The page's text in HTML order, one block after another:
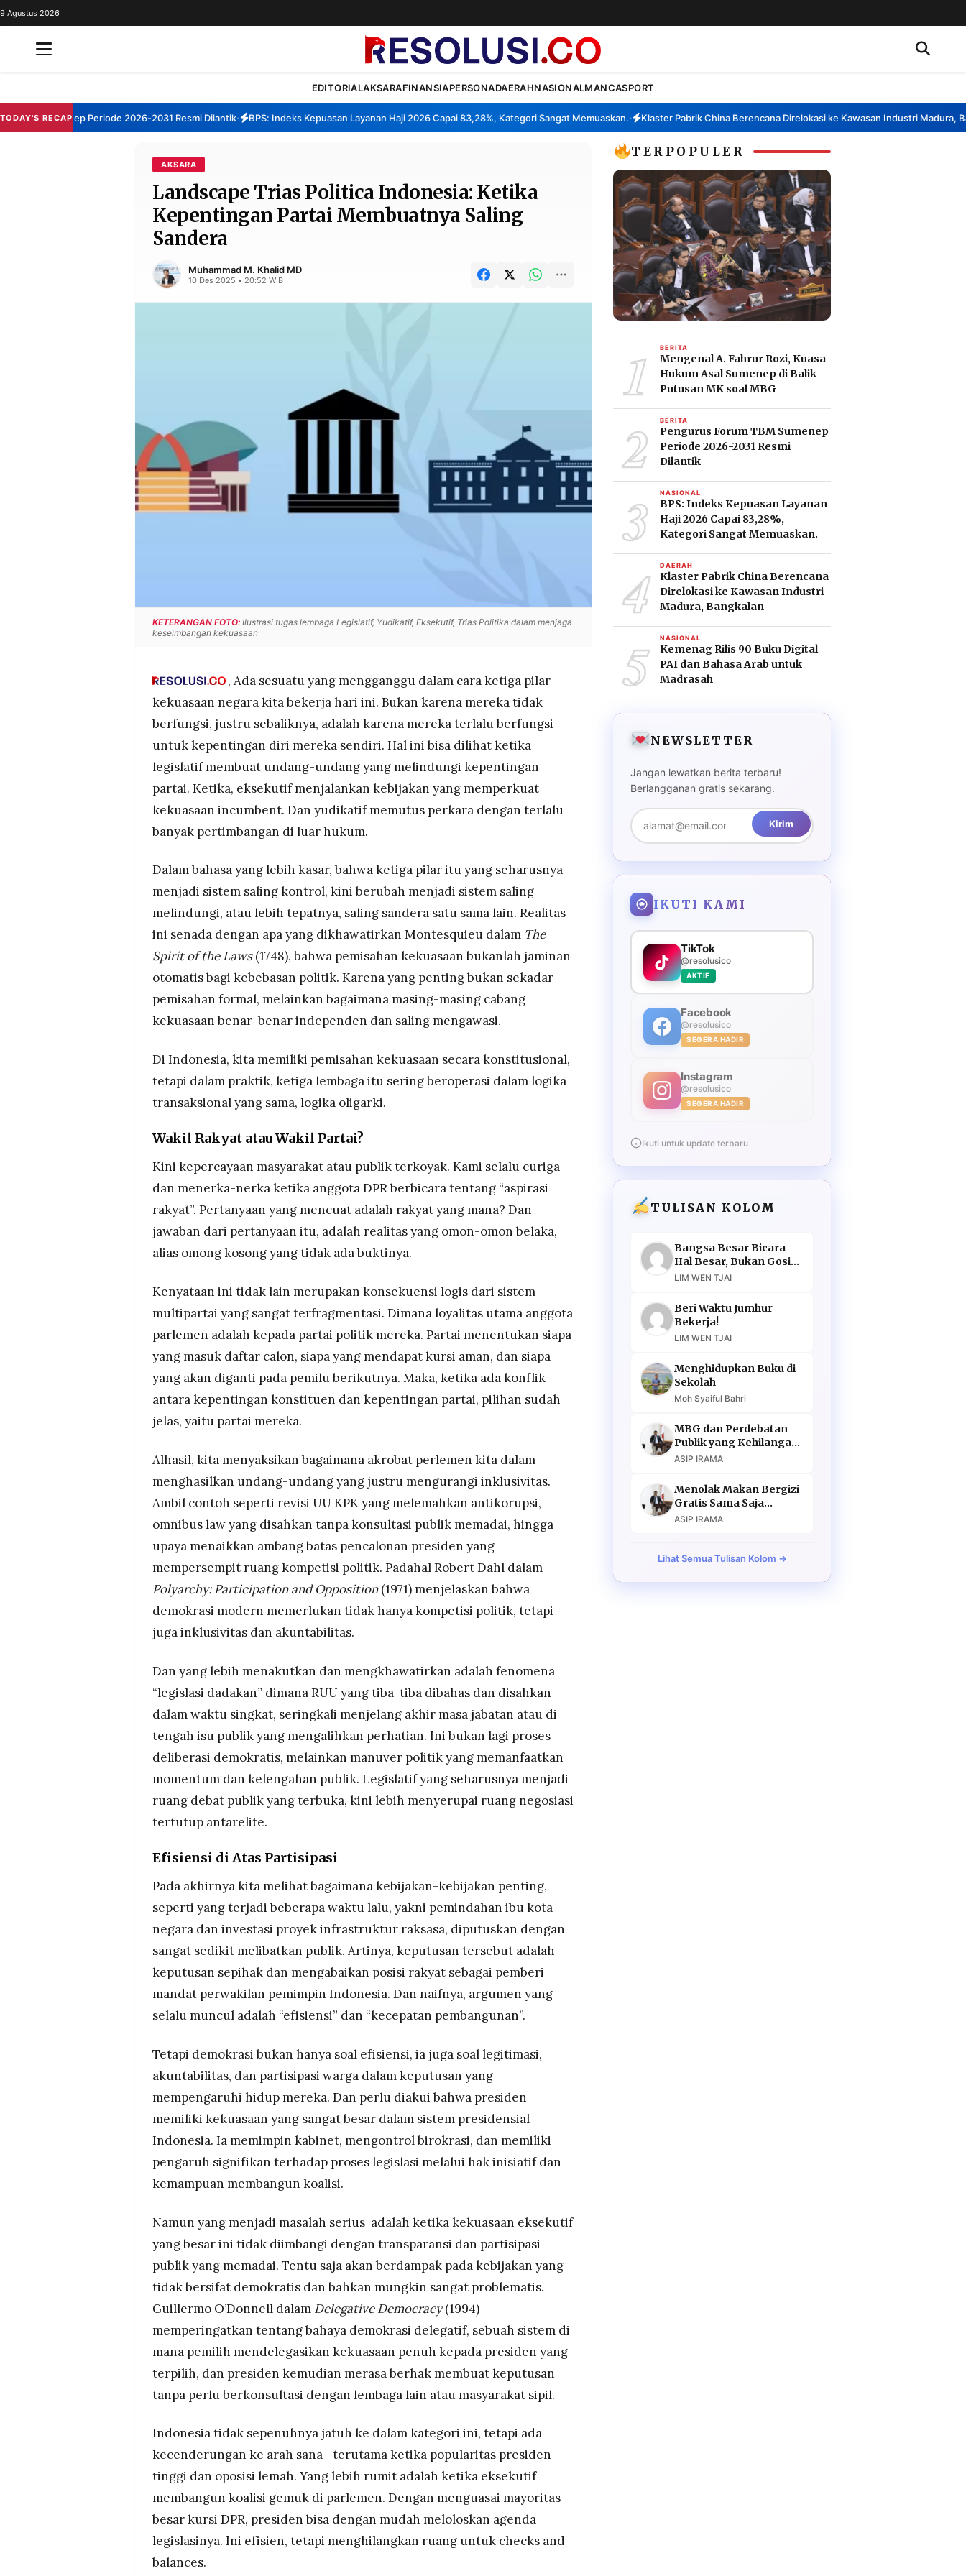
REDAKSI
SERVICE
9 Agustus 2026
EDITORIALAKSARAFINANSIAPERSONADAERAHNASIONALMANCASPORT
TODAY'S RECAP
Sumenep Periode 2026-2031 Resmi Dilantik• BPS: Indeks Kepuasan Layanan Haji 2026 Capai 83,28%, Kategori Sangat Memuaskan.• Klaster Pabrik China Berencana Direlokasi ke Kawasan Industri Madura,
AKSARA
Landscape Trias Politica Indonesia: Ketika
Kepentingan Partai Membuatnya Saling
Sandera
Muhammad M. Khalid MD
10 Des 2025 • 20:52 WIB
KETERANGAN FOTO: Ilustrasi tugas lembaga Legislatif, Yudikatif, Eksekutif, Trias Politika dalam menjaga
keseimbangan kekuasaan
, Ada sesuatu yang mengganggu dalam cara ketiga pilar
kekuasaan negara kita bekerja hari ini. Bukan karena mereka tidak
berfungsi, justru sebaliknya, adalah karena mereka terlalu berfungsi
untuk kepentingan diri mereka sendiri. Hal ini bisa dilihat ketika
legislatif membuat undang-undang yang melindungi kepentingan
partai. Ketika, eksekutif menjalankan kebijakan yang memperkuat
kekuasaan incumbent. Dan yudikatif memutus perkara dengan terlalu
banyak pertimbangan di luar hukum.
Dalam bahasa yang lebih kasar, bahwa ketiga pilar itu yang seharusnya
menjadi sistem saling kontrol, kini berubah menjadi sistem saling
melindungi, atau lebih tepatnya, saling sandera satu sama lain. Realitas
ini senada dengan apa yang dikhawatirkan Montesquieu dalam The
Spirit of the Laws(1748), bahwa pemisahan kekuasaan bukanlah jaminan
otomatis bagi kebebasan politik. Karena yang penting bukan sekadar
pemisahan formal, melainkan bagaimana masing-masing cabang
kekuasaan benar-benar independen dan saling mengawasi.
Di Indonesia, kita memiliki pemisahan kekuasaan secara konstitusional,
tetapi dalam praktik, ketiga lembaga itu sering beroperasi dalam logika
transaksional yang sama, logika oligarki.
Wakil Rakyat atau Wakil Partai?
Kini kepercayaan masyarakat atau publik terkoyak. Kami selalu curiga
dan menerka-nerka ketika anggota DPR berbicara tentang “aspirasi
rakyat”. Pertanyaan yang mencuat adalah rakyat yang mana? Dan
jawaban dari pertanyaan itu, adalah realitas yang omon-omon belaka,
alias omong kosong yang tidak ada buktinya.
Kenyataan ini tidak lain merupakan konsekuensi logis dari sistem
multipartai yang sangat terfragmentasi. Dimana loyalitas utama anggota
parlemen adalah kepada partai politik mereka. Partai menentukan siapa
yang masuk daftar calon, siapa yang mendapat kursi aman, dan siapa
yang akan diganti pada pemilu berikutnya. Maka, ketika ada konflik
antara kepentingan konstituen dan kepentingan partai, pilihan sudah
jelas, yaitu partai mereka.
Alhasil, kita menyaksikan bagaimana akrobat perlemen kita dalam
menghasilkan undang-undang yang justru mengurangi inklusivitas.
Ambil contoh seperti revisi UU KPK yang melemahkan antikorupsi,
omnibus law yang disahkan tanpa konsultasi publik memadai, hingga
upaya menaikkan ambang batas pencalonan presiden yang
mempersempit ruang kompetisi politik. Padahal Robert Dahl dalam
Polyarchy: Participation and Opposition(1971) menjelaskan bahwa
demokrasi modern memerlukan tidak hanya kompetisi politik, tetapi
juga inklusivitas dan akuntabilitas.
Dan yang lebih menakutkan dan mengkhawatirkan adalah fenomena
“legislasi dadakan” dimana RUU yang tiba-tiba dibahas dan disahkan
dalam waktu singkat, seringkali menjelang akhir masa jabatan atau di
tengah isu publik yang mengalihkan perhatian. Ini bukan lagi proses
deliberasi demokratis, melainkan manuver politik yang memanfaatkan
momentum dan kelengahan publik. Legislatif yang seharusnya menjadi
ruang debat publik yang terbuka, kini lebih menyerupai ruang negosiasi
tertutup antarelite.
Efisiensi di Atas Partisipasi
Pada akhirnya kita melihat bagaimana kebijakan-kebijakan penting,
seperti yang terjadi beberapa waktu lalu, yakni pemindahan ibu kota
negara dan investasi proyek infrastruktur raksasa, diputuskan dengan
sangat sedikit melibatkan publik. Artinya, keputusan tersebut adalah
keputusan sepihak dan mengabaikan posisi rakyat sebagai pemberi
mandat perwakilan pemimpin Indonesia. Dan naifnya, argumen yang
selalu muncul adalah “efisiensi” dan “kecepatan pembangunan”.
Tetapi demokrasi bukan hanya soal efisiensi, ia juga soal legitimasi,
akuntabilitas, dan partisipasi warga dalam keputusan yang
mempengaruhi hidup mereka. Dan perlu diakui bahwa presiden
memiliki kekuasaan yang sangat besar dalam sistem presidensial
Indonesia. Ia memimpin kabinet, mengontrol birokrasi, dan memiliki
pengaruh signifikan terhadap proses legislasi melalui hak inisiatif dan
kemampuan membangun koalisi.
Namun yang menjadi masalah serius adalah ketika kekuasaan eksekutif
yang besar ini tidak diimbangi dengan transparansi dan partisipasi
publik yang memadai. Tentu saja akan berdampak pada kebijakan yang
tidak bersifat demokratis dan bahkan mungkin sangat problematis.
Guillermo O’Donnell dalam Delegative Democracy(1994)
memperingatkan tentang bahaya demokrasi delegatif, sebuah sistem di
mana pemilih mendelegasikan kekuasaan penuh kepada presiden yang
terpilih, dan presiden kemudian merasa berhak membuat keputusan
tanpa perlu berkonsultasi dengan lembaga lain atau masyarakat sipil.
Indonesia tidak sepenuhnya jatuh ke dalam kategori ini, tetapi ada
kecenderungan ke arah sana—terutama ketika popularitas presiden
tinggi dan oposisi lemah. Yang lebih rumit adalah ketika eksekutif
membangun koalisi gemuk di parlemen. Dengan menguasai mayoritas
besar kursi DPR, presiden bisa dengan mudah meloloskan agenda
legislasinya. Ini efisien, tetapi menghilangkan ruang untuk checks and
balances.
TERPOPULER
1 BERITA
Mengenal A. Fahrur Rozi, Kuasa
Hukum Asal Sumenep di Balik
Putusan MK soal MBG
2 BERITA
Pengurus Forum TBM Sumenep
Periode 2026-2031 Resmi
Dilantik
3 NASIONAL
BPS: Indeks Kepuasan Layanan
Haji 2026 Capai 83,28%,
Kategori Sangat Memuaskan.
4 DAERAH
Klaster Pabrik China Berencana
Direlokasi ke Kawasan Industri
Madura, Bangkalan
5 NASIONAL
Kemenag Rilis 90 Buku Digital
PAI dan Bahasa Arab untuk
Madrasah
NEWSLETTER
Jangan lewatkan berita terbaru!
Berlangganan gratis sekarang.
Kirim
IKUTI KAMI
TikTok
@resolusico
AKTIF
Facebook
@resolusico
SEGERA HADIR
Instagram
@resolusico
SEGERA HADIR
Ikuti untuk update terbaru
TULISAN KOLOM
Bangsa Besar Bicara
Hal Besar, Bukan Gosip
Murahan
LIM WEN TJAI
Beri Waktu Jumhur
Bekerja!
LIM WEN TJAI
Menghidupkan Buku di
Sekolah
Moh Syaiful Bahri
MBG dan Perdebatan
Publik yang Kehilangan
Argumen
ASIP IRAMA
Menolak Makan Bergizi
Gratis Sama Saja
Menolak Masa Depan
ASIP IRAMA
Lihat Semua Tulisan Kolom →